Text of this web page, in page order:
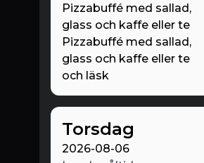
Pizzabuffé med sallad,
glass och kaffe eller te
Pizzabuffé med sallad,
glass och kaffe eller te
och läsk
Torsdag
2026-08-06